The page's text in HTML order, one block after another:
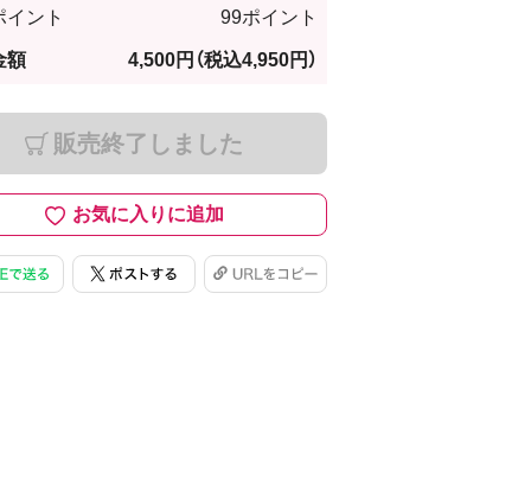
イント 99ポイント
額 4,500円 （税込4,950円）
販売終了しました
お気に入りに追加